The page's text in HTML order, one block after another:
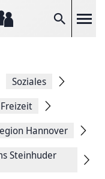
Suche
Soziales
Freizeit
Hannover
Steinhuder